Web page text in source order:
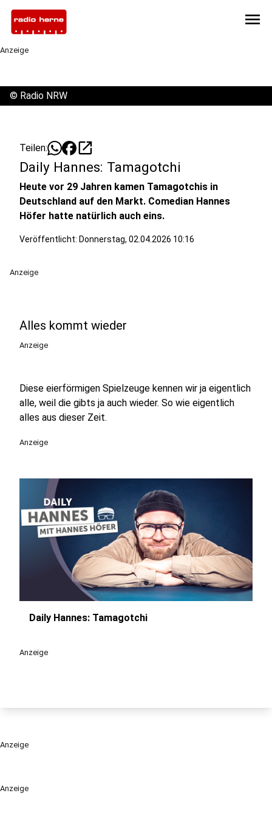
menu
Anzeige
Anzeige
© Radio NRW
Teilen: open_in_new
Daily Hannes: Tamagotchi
Heute vor 29 Jahren kamen Tamagotchis in
Deutschland auf den Markt. Comedian Hannes
Höfer hatte natürlich auch eins.
Veröffentlicht: Donnerstag, 02.04.2026 10:16
Anzeige
Alles kommt wieder
Anzeige
Diese eierförmigen Spielzeuge kennen wir ja eigentlich
alle, weil die gibts ja auch wieder. So wie eigentlich
alles aus dieser Zeit.
Anzeige
Daily Hannes: Tamagotchi
Anzeige
Anzeige